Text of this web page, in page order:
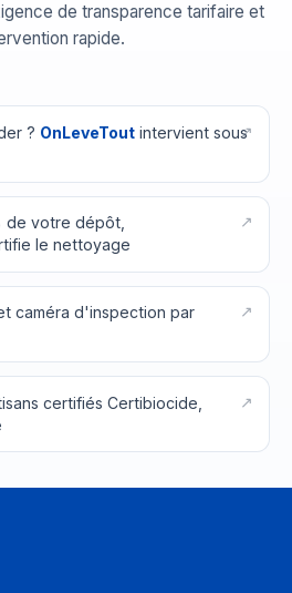
de transparence tarifaire et
rapide.
? OnLeveToutintervient sous
de votre dépôt,
le nettoyage
caméra d'inspection par
certifiés Certibiocide,